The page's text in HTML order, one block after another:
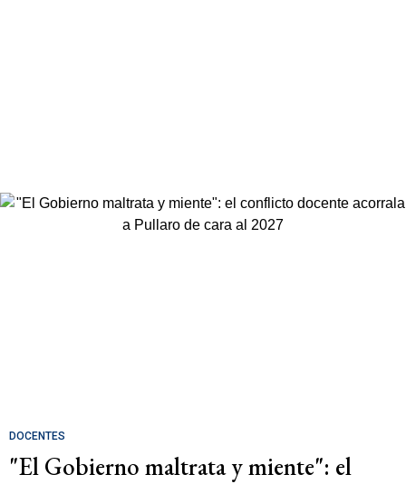
DOCENTES
"El Gobierno maltrata y miente": el